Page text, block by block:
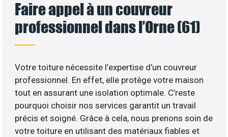
Faire appel à un couvreur
professionnel dans l’Orne (61)
Votre toiture nécessite l’expertise d’un couvreur
professionnel. En effet, elle protège votre maison
tout en assurant une isolation optimale. C’reste
pourquoi choisir nos services garantit un travail
précis et soigné. Grâce à cela, nous prenons soin de
votre toiture en utilisant des matériaux fiables et